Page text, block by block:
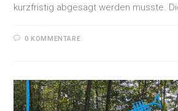
kurzfristig abgesagt werden musste.
0 KOMMENTARE